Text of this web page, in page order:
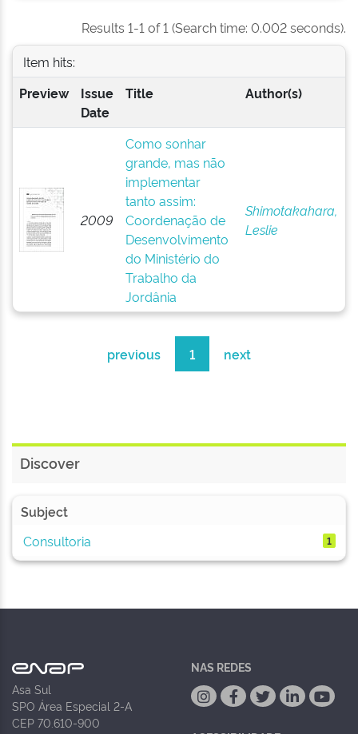
Results 1-1 of 1 (Search time: 0.002 seconds).
Item hits:
Preview
Issue
Date
Title Author(s)
2009
Como sonhar
grande, mas não
implementar
tanto assim:
Coordenação de
Desenvolvimento
do Ministério do
Trabalho da
Jordânia
Shimotakahara,
Leslie
previous 1 next
Discover
Subject
Consultoria
1
Asa Sul
SPO Área Especial 2-A
CEP 70.610-900
NAS REDES